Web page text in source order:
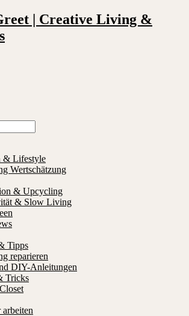
& Lifestyle
Wertschätzung
& Upcycling
& Slow Living
Tipps
reparieren
DIY-Anleitungen
Tricks